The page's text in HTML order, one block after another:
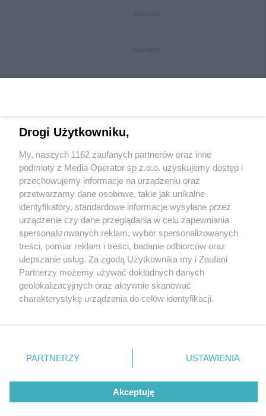
Wydawca mediówlokalnych
Nie zapomnij
zapoznać się z:
polityką prywatności
Twojemiasto
Piekary Śląskie
Chorzów
Tarnowskie Góry
Gliwice
Skontakuj się z nami
Kontakt
Redakcja
Newsletter
Drogi Użytkowniku,
My, naszych 1162 zaufanych partnerów oraz inne
podmioty z Media Operator sp z.o.o. uzyskujemy dostęp i
przechowujemy informacje na urządzeniu oraz
przetwarzamy dane osobowe, takie jak unikalne
identyfikatory, standardowe informacje wysyłane przez
urządzenie czy dane przeglądania w celu zapewniania
spersonalizowanych reklam, wybór spersonalizowanych
treści, pomiar reklam i treści, badanie odbiorców oraz
ulepszanie usług. Za zgodą Użytkownika my i Zaufani
Partnerzy możemy używać dokładnych danych
geolokalizacyjnych oraz aktywnie skanować
charakterystykę urządzenia do celów identyfikacji.
zmienić/wycofać klikając przycisk ustawień prywatności
znajdujący się w lewym dolnym rogu strony
rodzaje przetwarzania danych nie wymagają zgody
użytkownika, ale masz prawo sprzeciwić się takiemu
przetwarzaniu. Preferencje będą miały zastosowania tylko
PARTNERZY USTAWIENIA
Akceptuję